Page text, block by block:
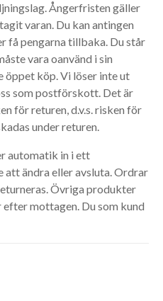
Ångerfristen gäller
varan. Du kan antingen
få pengarna tillbaka. Du står
vara oanvänd i sin
öppet köp. Vi löser inte ut
som postförskott. Det är
för returen, d.v.s. risken för
under returen.
automatik in i ett
ändra eller avsluta. Ordrar
Övriga produkter
mottagen. Du som kund